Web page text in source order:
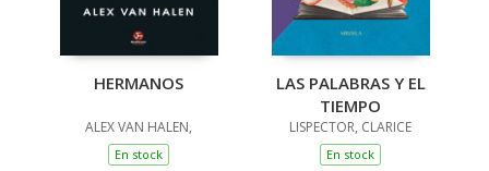
HERMANOS
ALEX VAN HALEN,
En stock
LAS PALABRAS Y EL
TIEMPO
LISPECTOR, CLARICE
En stock